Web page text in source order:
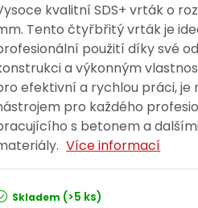
kvalitní SDS+ vrták o
Tento čtyřbřitý vrták je
použití díky své
a výkonným
efektivní a rychlou práci, je
pro každého
s betonem a
Více informací
Skladem (>5 ks)